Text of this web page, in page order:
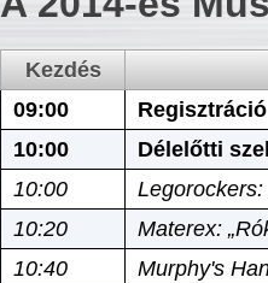
Kezdés
09:00
Regisztráció
10:00
Délelőtti
10:00
Legorockers:
10:20
Materex:
10:40
Murphy's